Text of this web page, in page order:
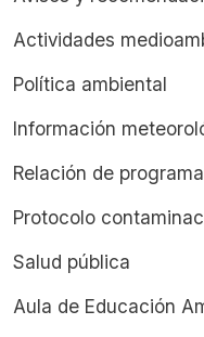
Actividades
Política ambiental
Información
Relación de
Protocolo
Salud pública
Aula de Educación